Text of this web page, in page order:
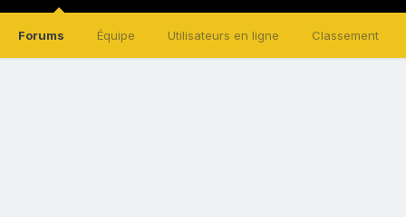
Forums Équipe Utilisateurs en ligne Classement